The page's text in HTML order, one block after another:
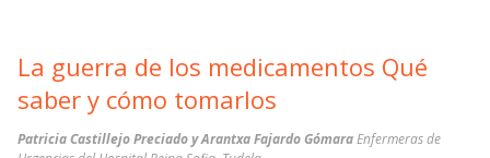
La guerra de los medicamentos Qué
saber y cómo tomarlos
Patricia Castillejo Preciado y Arantxa Fajardo GómaraEnfermeras de